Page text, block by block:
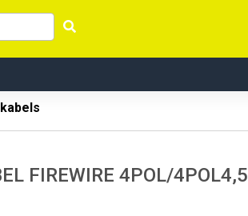
kabels
FIREWIRE 4POL/4POL4,5